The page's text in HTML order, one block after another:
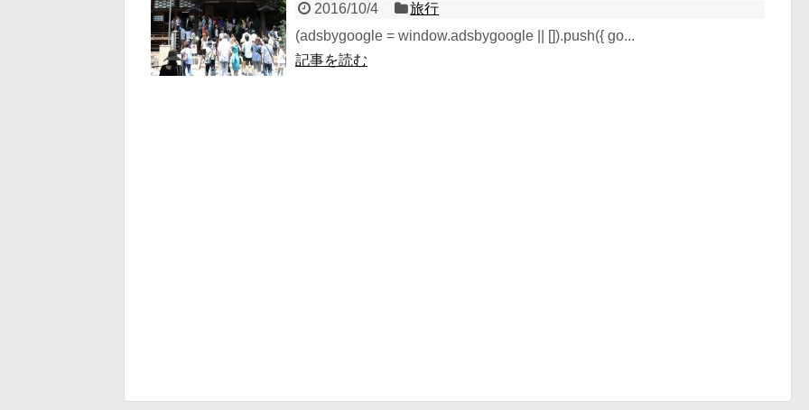
2016/10/4
旅行
(adsbygoogle = window.adsbygoogle || []).push({ go...
記事を読む